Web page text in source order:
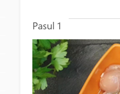
Pasul 1